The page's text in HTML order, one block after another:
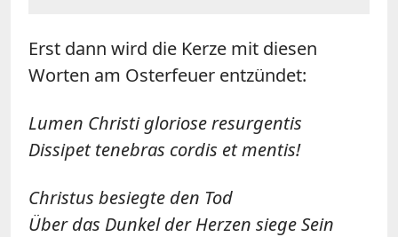
Erst dann wird die Kerze mit diesen
Worten am Osterfeuer entzündet:
Lumen Christi gloriose resurgentis
Dissipet tenebras cordis et mentis!
Christus besiegte den Tod
Über das Dunkel der Herzen siege Sein